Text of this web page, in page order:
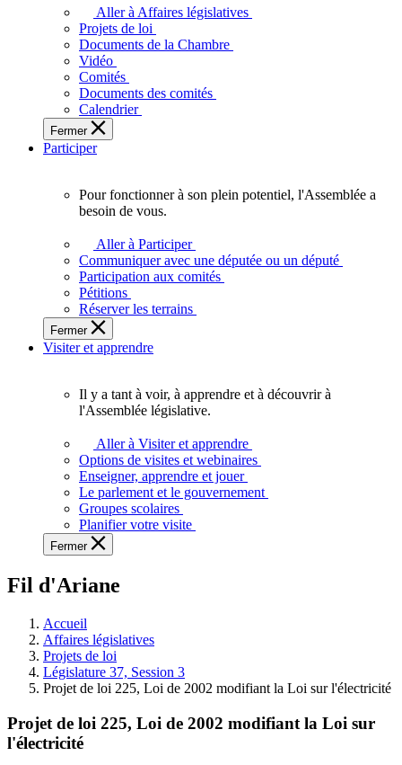
adopte
touchent
des
Ontariennes
et
Aller à Affaires législatives
Projets de loi
Documents de la Chambre
Vidéo
Comités
Documents des comités
Calendrier
Fermer
Participer
plein
potentiel,
l'Assemblée
a
besoin
de
Pour fonctionner à son plein potentiel, l'Assemblée a
besoin de vous.
Aller à Participer
Communiquer avec une députée ou un député
Participation aux comités
Pétitions
Réserver les terrains
Fermer
Visiter et apprendre
voir,
apprendre
et
à
à
législative.
Il y a tant à voir, à apprendre et à découvrir à
l'Assemblée législative.
Aller à Visiter et apprendre
Options de visites et webinaires
Enseigner, apprendre et jouer
Le parlement et le gouvernement
Groupes scolaires
Planifier votre visite
Fermer
Fil d'Ariane
Accueil
Affaires législatives
Projets de loi
Législature 37, Session 3
Projet de loi 225, Loi de 2002 modifiant la Loi sur l'électricité
Projet de loi 225, Loi de 2002 modifiant la Loi sur
l'électricité